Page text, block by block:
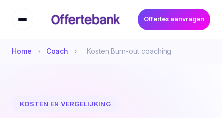
Offertes aanvragen
Home › Coach › Kosten Burn-out coaching
KOSTEN EN VERGELIJKING